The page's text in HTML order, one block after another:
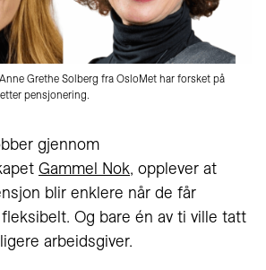
Grethe Solberg fra OsloMet har forsket på
pensjonering.
gjennom
Gammel Nok, opplever at
blir enklere når de får
Og bare én av ti ville tatt
arbeidsgiver.